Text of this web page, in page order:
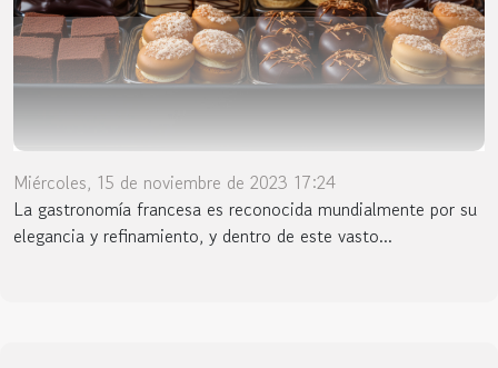
Miércoles, 15 de noviembre de 2023 17:24
La gastronomía francesa es reconocida mundialmente por su
elegancia y refinamiento, y dentro de este vasto...